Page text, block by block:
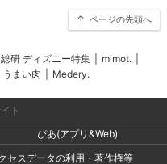
ページの先頭へ
研 ディズニー特集 mimot.
うまい肉 Medery.
ト
ぴあ(アプリ&Web)
セスデータの利用・著作権等